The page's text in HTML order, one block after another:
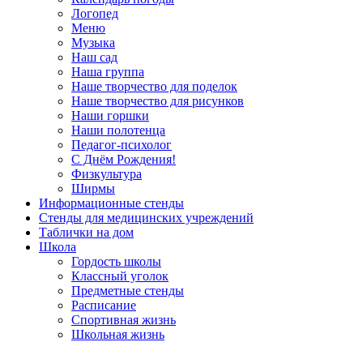
Логопед
Меню
Музыка
Наш сад
Наша группа
Наше творчество для поделок
Наше творчество для рисунков
Наши горшки
Наши полотенца
Педагог-психолог
С Днём Рождения!
Физкультура
Ширмы
Информационные стенды
Стенды для медицинских учреждений
Таблички на дом
Школа
Гордость школы
Классный уголок
Предметные стенды
Расписание
Спортивная жизнь
Школьная жизнь